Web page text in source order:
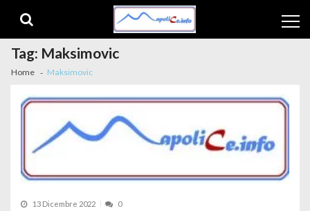
Tag: Maksimovic
Home Maksimovic
13 Dicembre 2022 0